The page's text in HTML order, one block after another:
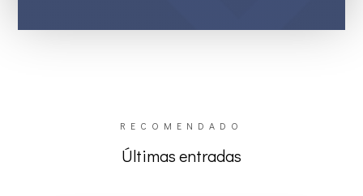
RECOMENDADO
Últimas entradas